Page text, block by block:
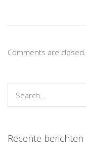
Comments are closed.
Recente berichten